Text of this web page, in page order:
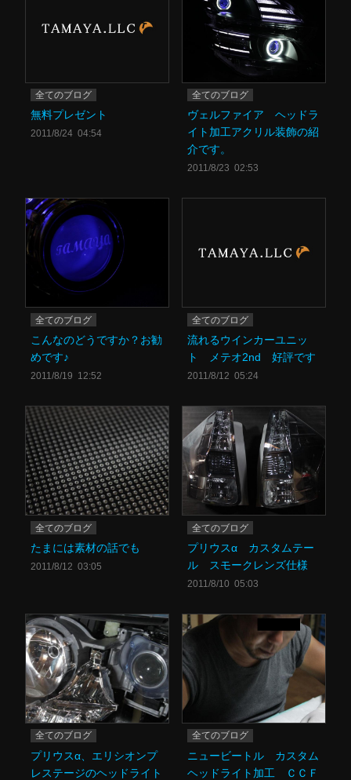
全てのブログ
無料プレゼント
2011/8/24 04:54
全てのブログ
ヴェルファイア ヘッドラ
イト加工アクリル装飾の紹
介です。
2011/8/23 02:53
全てのブログ
こんなのどうですか？お勧
めです♪
2011/8/19 12:52
全てのブログ
流れるウインカーユニッ
ト メテオ2nd 好評です
2011/8/12 05:24
全てのブログ
たまには素材の話でも
2011/8/12 03:05
全てのブログ
プリウスα カスタムテー
ル スモークレンズ仕様
2011/8/10 05:03
全てのブログ
プリウスα、エリシオンプ
レステージのヘッドライト
全てのブログ
ニュービートル カスタム
ヘッドライト加工 ＣＣＦ